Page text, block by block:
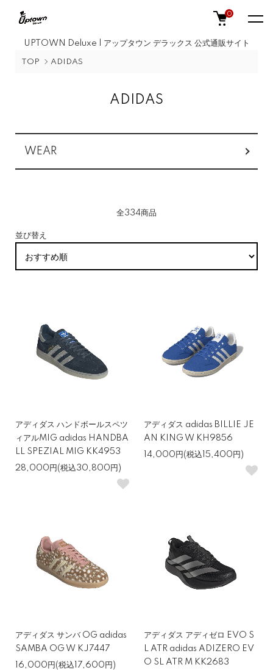
UPTOWN Deluxe | アップタウン デラックス 公式通販サイト
0
TOP ADIDAS
ADIDAS
カテゴリー一覧
WEAR
全334商品
並び替え
アディダス ハンドボールスペツ
ィアルMIG adidas HANDBA
LL SPEZIAL MIG KK4953
28,000円(税込30,800円)
アディダス adidas BILLIE JE
AN KING W KH9856
14,000円(税込15,400円)
アディダス サンバ OG adidas
SAMBA OG W KJ7447
16,000円(税込17,600円)
アディダス アディゼロ EVO S
L ATR adidas ADIZERO EV
O SL ATR M KK2683